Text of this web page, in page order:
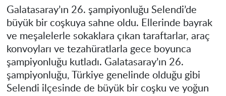
Galatasaray’ın 26. şampiyonluğu Selendi’de
büyük bir coşkuya sahne oldu. Ellerinde bayrak
ve meşalelerle sokaklara çıkan taraftarlar, araç
konvoyları ve tezahüratlarla gece boyunca
şampiyonluğu kutladı. Galatasaray’ın 26.
şampiyonluğu, Türkiye genelinde olduğu gibi
Selendi ilçesinde de büyük bir coşku ve yoğun
Salihli
Saruhanlı
Soma
Resmi İlanlar
Süper Lig Puan Durumu ve Fikstür
Tüm Manşetler
Son Dakika Haberleri
Haber Arşivi